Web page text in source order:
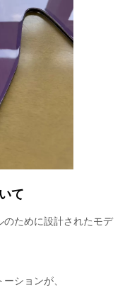
て
ために設計されたモデ
ションが、